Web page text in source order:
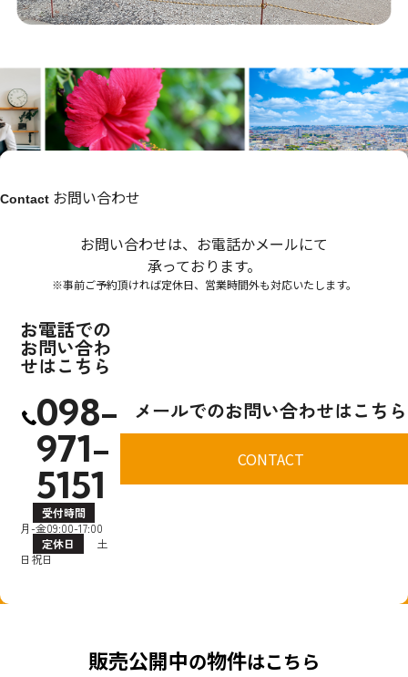
Contact お問い合わせ
お問い合わせは、お電話かメールにて
承っております。
※事前ご予約頂ければ定休日、営業時間外も対応いたします。
お電話での
お問い合わ
せはこちら
098-
971-
5151
受付時間
月-金09:00-17:00
定休日
土
日祝日
メールでのお問い合わせはこちら
CONTACT
販売公開中の物件はこちら